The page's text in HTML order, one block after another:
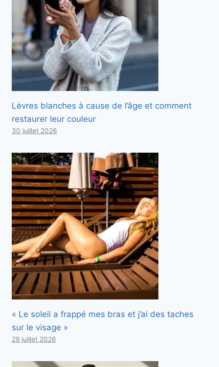
Lèvres blanches à cause de l’âge et comment
restaurer leur couleur
30 juillet 2026
« Le soleil a frappé mes bras et j’ai des taches
sur le visage »
29 juillet 2026